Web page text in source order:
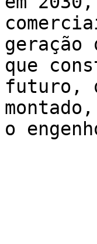
geração
que
futuro,
o